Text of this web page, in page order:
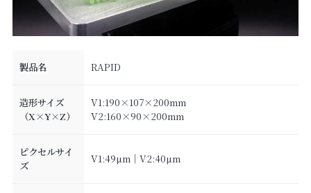
製品名 RAPID
造形サイズ
（X×Y×Z）
V1:190×107×200mm
V2:160×90×200mm
ピクセルサイ
ズ
V1:49µm｜V2:40µm